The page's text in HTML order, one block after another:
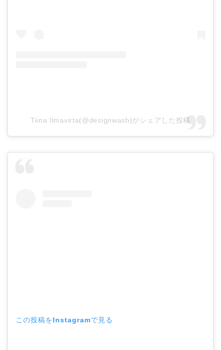
Tiina Ilmavirta(@designwash)がシェアした投稿
この投稿をInstagramで見る